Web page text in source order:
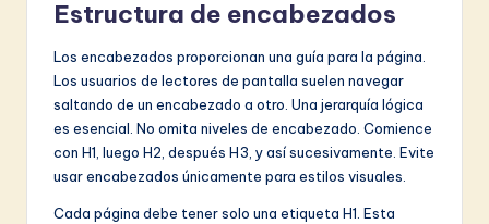
Estructura de encabezados
Los encabezados proporcionan una guía para la página.
Los usuarios de lectores de pantalla suelen navegar
saltando de un encabezado a otro. Una jerarquía lógica
es esencial. No omita niveles de encabezado. Comience
con H1, luego H2, después H3, y así sucesivamente. Evite
usar encabezados únicamente para estilos visuales.
Cada página debe tener solo una etiqueta H1. Esta